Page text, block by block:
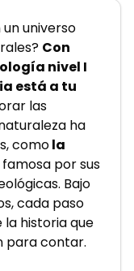
universo
Con
nivel I
está a tu
las
ha
como la
famosa por sus
Bajo
cada paso
la historia que
para contar.